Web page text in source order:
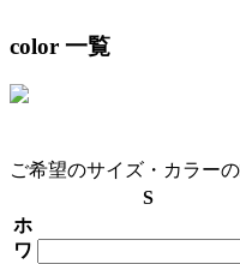
color 一覧
ご希望のサイズ・カラー
S
ホ
ワ